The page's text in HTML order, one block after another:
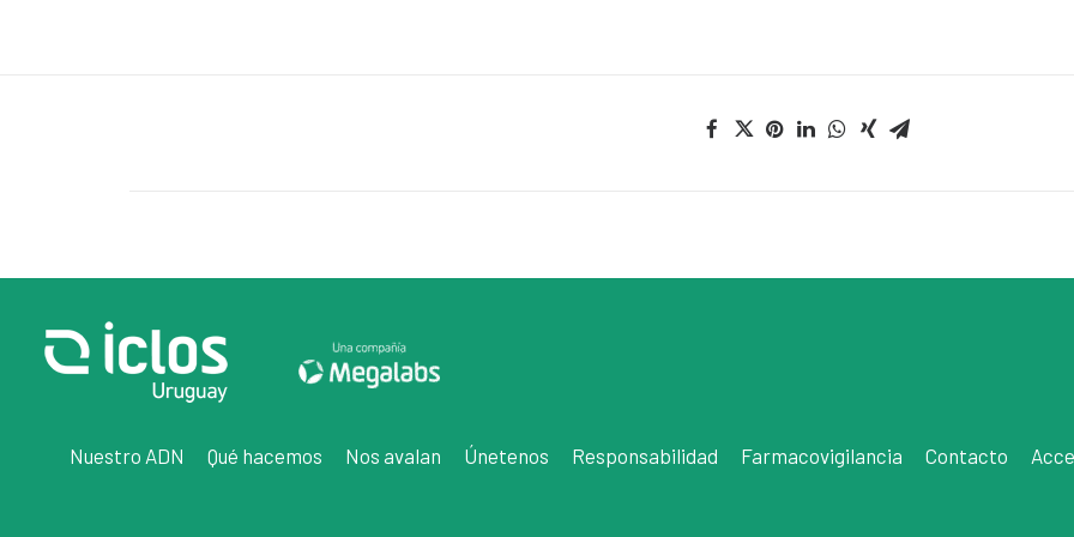
Nuestro ADN Qué hacemos Nos avalan Únetenos Responsabilidad Farmacovigilancia Contacto